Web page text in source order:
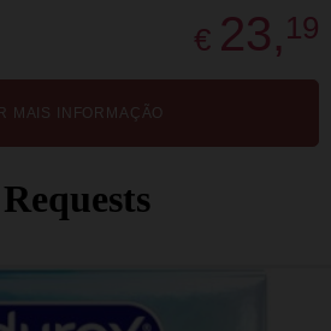
€ 23, 19
MAIS INFORMAÇÃO